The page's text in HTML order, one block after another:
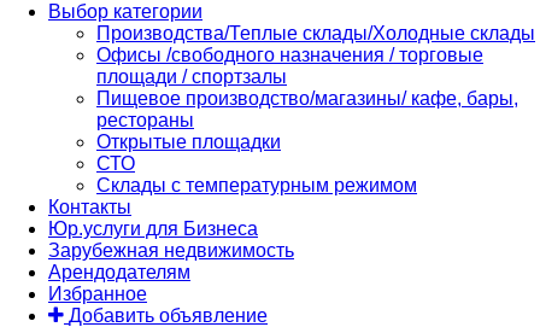
Выбор категории
Производства/Теплые склады/Холодные склады
Офисы /свободного назначения / торговые
площади / спортзалы
Пищевое производство/магазины/ кафе, бары,
рестораны
Открытые площадки
СТО
Склады с температурным режимом
Контакты
Юр.услуги для Бизнеса
Зарубежная недвижимость
Арендодателям
Избранное
Добавить объявление